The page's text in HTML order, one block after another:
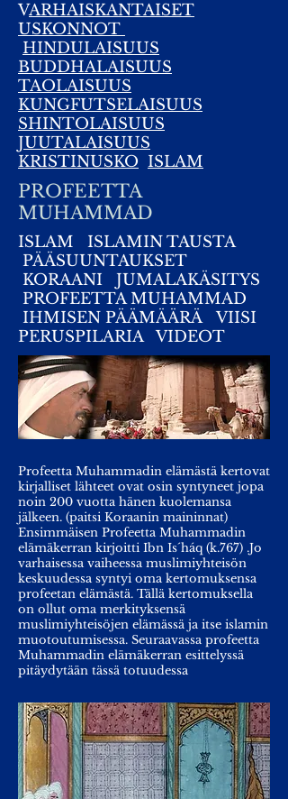
VARHAISKANTAISET
USKONNOT
HINDULAISUUS
BUDDHALAISUUS
TAOLAISUUS
KUNGFUTSELAISUUS
SHINTOLAISUUS
JUUTALAISUUS
KRISTINUSKO ISLAM
PROFEETTA
MUHAMMAD
ISLAM
ISLAMIN TAUSTA
PÄÄSUUNTAUKSET
KORAANI
JUMALAKÄSITYS
PROFEETTA MUHAMMAD
IHMISEN PÄÄMÄÄRÄ
VIISI
PERUSPILARIA VIDEOT
Profeetta Muhammadin elämästä kertovat
kirjalliset lähteet ovat osin syntyneet jopa
noin 200 vuotta hänen kuolemansa
jälkeen. (paitsi Koraanin maininnat)
Ensimmäisen Profeetta Muhammadin
elämäkerran kirjoitti Ibn Is´háq (k.767) .Jo
varhaisessa vaiheessa muslimiyhteisön
keskuudessa syntyi oma kertomuksensa
profeetan elämästä. Tällä kertomuksella
on ollut oma merkityksensä
muslimiyhteisöjen elämässä ja itse islamin
muotoutumisessa. Seuraavassa profeetta
Muhammadin elämäkerran esittelyssä
pitäydytään tässä totuudessa